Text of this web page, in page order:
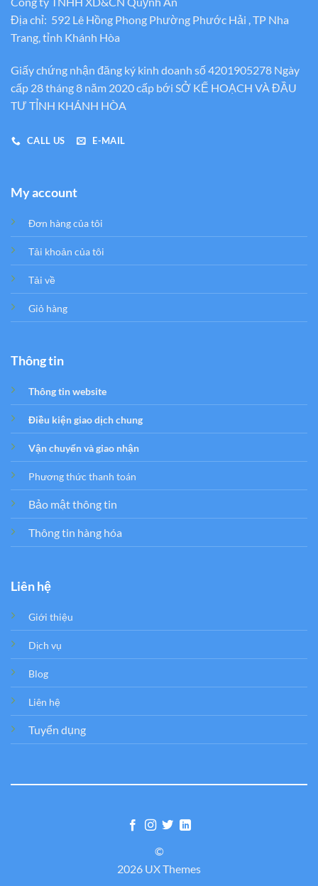
Địa chỉ: 592 Lê Hồng Phong Phường Phước Hải , TP Nha
Trang, tỉnh Khánh Hòa
Giấy chứng nhận đăng ký kinh doanh số 4201905278 Ngày
cấp 28 tháng 8 năm 2020 cấp bới SỞ KẾ HOẠCH VÀ ĐẦU
TƯ TỈNH KHÁNH HÒA
CALL US E-MAIL
My account
Đơn hàng của tôi
Tải khoản của tôi
Tải về
Giỏ hàng
Thông tin
Thông tin website
Điều kiện giao dịch chung
Vận chuyển và giao nhận
Phương thức thanh toán
Bảo mật thông tin
Thông tin hàng hóa
Liên hệ
Giới thiệu
Dịch vụ
Blog
Liên hệ
Tuyển dụng
©
2026 UX Themes